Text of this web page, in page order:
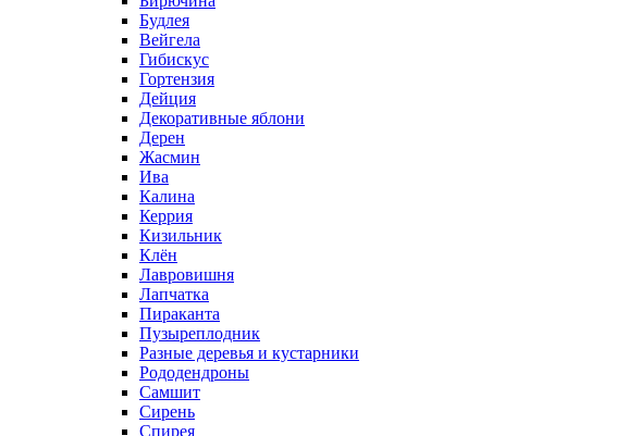
Будлея
Вейгела
Гибискус
Гортензия
Дейция
Декоративные яблони
Дерен
Жасмин
Ива
Калина
Керрия
Кизильник
Клён
Лавровишня
Лапчатка
Пираканта
Пузыреплодник
Разные деревья и кустарники
Рододендроны
Самшит
Сирень
Спирея